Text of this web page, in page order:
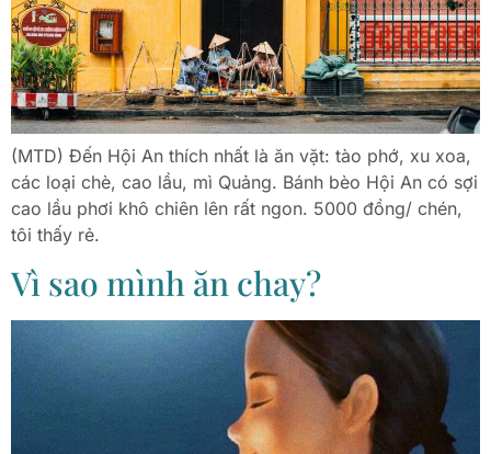
(MTD) Đến Hội An thích nhất là ăn vặt: tào phớ, xu xoa,
các loại chè, cao lầu, mì Quảng. Bánh bèo Hội An có sợi
cao lầu phơi khô chiên lên rất ngon. 5000 đồng/ chén,
tôi thấy rẻ.
Vì sao mình ăn chay?